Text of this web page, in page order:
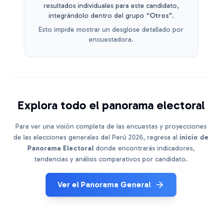
resultados individuales para este candidato,
integrándolo dentro del grupo “Otros”.
Esto impide mostrar un desglose detallado por
encuestadora.
Explora todo el panorama electoral
Para ver una visión completa de las encuestas y proyecciones
de las elecciones generales del Perú 2026, regresa al inicio de
Panorama Electoral donde encontrarás indicadores,
tendencias y análisis comparativos por candidato.
Ver el Panorama General